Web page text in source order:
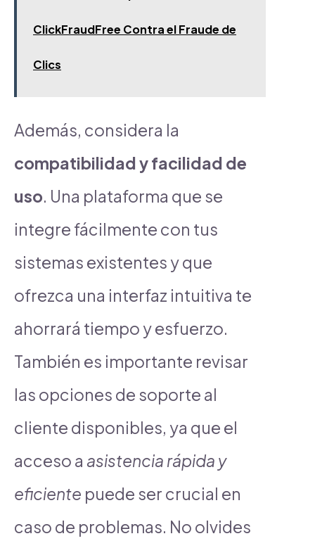
ClickFraudFree Contra el Fraude de
Clics
Además, considera la
compatibilidad y facilidad de
uso. Una plataforma que se
integre fácilmente con tus
sistemas existentes y que
ofrezca una interfaz intuitiva te
ahorrará tiempo y esfuerzo.
También es importante revisar
las opciones de soporte al
cliente disponibles, ya que el
acceso a asistencia rápida y
eficiente puede ser crucial en
caso de problemas. No olvides